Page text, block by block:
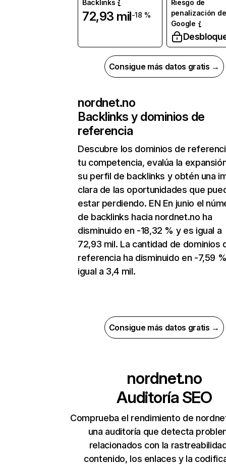
Backlinks
72,93 mil-18 %
Riesgo de
penalización de
Google
Consigue más datos gratis →
nordnet.no
Backlinks y dominios de
referencia
Descubre los dominios de
tu competencia, evalúa la
su perfil de backlinks y obtén una
clara de las oportunidades que
estar perdiendo. EN En junio el
de backlinks hacia nordnet.no ha
disminuido en -18,32 % y es igual a
72,93 mil. La cantidad de dominios
referencia ha disminuido en -7,59
igual a 3,4 mil.
Consigue más datos gratis →
nordnet.no
Auditoría SEO
Comprueba el rendimiento de
una auditoría que detecta
relacionados con la
contenido, los enlaces y la